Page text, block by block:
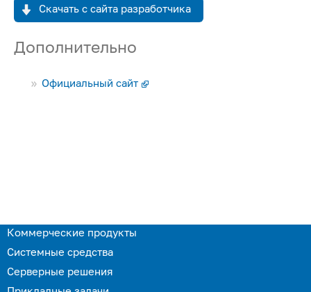
Скачать с сайта разработчика
Дополнительно
Официальный сайт
Коммерческие продукты
Системные средства
Серверные решения